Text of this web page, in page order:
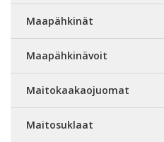
Maapähkinät
Maapähkinävoit
Maitokaakaojuomat
Maitosuklaat